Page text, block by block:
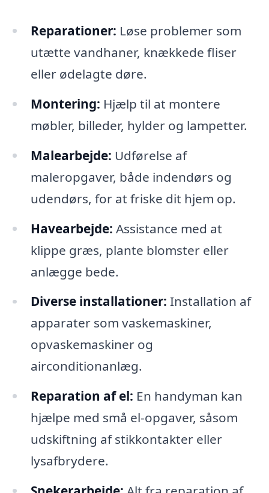
Reparationer: Løse problemer som
utætte vandhaner, knækkede fliser
eller ødelagte døre.
Montering: Hjælp til at montere
møbler, billeder, hylder og lampetter.
Malearbejde: Udførelse af
maleropgaver, både indendørs og
udendørs, for at friske dit hjem op.
Havearbejde: Assistance med at
klippe græs, plante blomster eller
anlægge bede.
Diverse installationer: Installation af
apparater som vaskemaskiner,
opvaskemaskiner og
airconditionanlæg.
Reparation af el: En handyman kan
hjælpe med små el-opgaver, såsom
udskiftning af stikkontakter eller
lysafbrydere.